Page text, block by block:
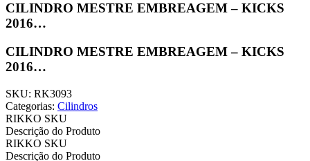
CILINDRO MESTRE EMBREAGEM – KICKS
2016…
CILINDRO MESTRE EMBREAGEM – KICKS
2016…
SKU: RK3093
Categorias: Cilindros
RIKKO SKU
Descrição do Produto
RIKKO SKU
Descrição do Produto